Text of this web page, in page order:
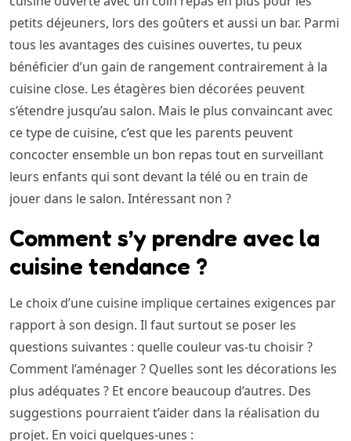
petits déjeuners, lors des goûters et aussi un bar. Parmi
tous les avantages des cuisines ouvertes, tu peux
bénéficier d’un gain de rangement contrairement à la
cuisine close. Les étagères bien décorées peuvent
s’étendre jusqu’au salon. Mais le plus convaincant avec
ce type de cuisine, c’est que les parents peuvent
concocter ensemble un bon repas tout en surveillant
leurs enfants qui sont devant la télé ou en train de
jouer dans le salon. Intéressant non ?
Comment s’y prendre avec la
cuisine tendance ?
Le choix d’une cuisine implique certaines exigences par
rapport à son design. Il faut surtout se poser les
questions suivantes : quelle couleur vas-tu choisir ?
Comment l’aménager ? Quelles sont les décorations les
plus adéquates ? Et encore beaucoup d’autres. Des
suggestions pourraient t’aider dans la réalisation du
projet. En voici quelques-unes :